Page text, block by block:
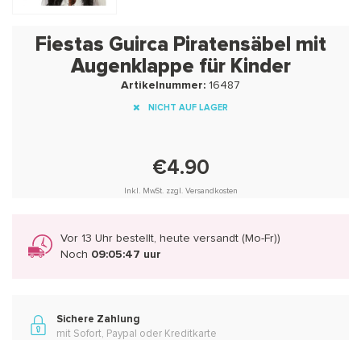
Fiestas Guirca Piratensäbel mit
Augenklappe für Kinder
Artikelnummer: 16487
NICHT AUF LAGER
€4.90
Inkl. MwSt. zzgl. Versandkosten
Vor 13 Uhr bestellt, heute versandt (Mo-Fr))
Noch 09:05:47 uur
Sichere Zahlung
mit Sofort, Paypal oder Kreditkarte